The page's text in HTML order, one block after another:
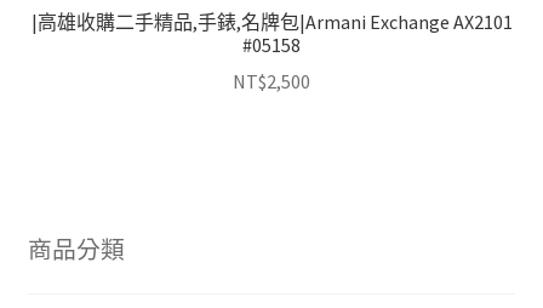
|高雄收購二手精品,手錶,名牌包|Armani Exchange AX2101
#05158
NT$2,500
商品分類